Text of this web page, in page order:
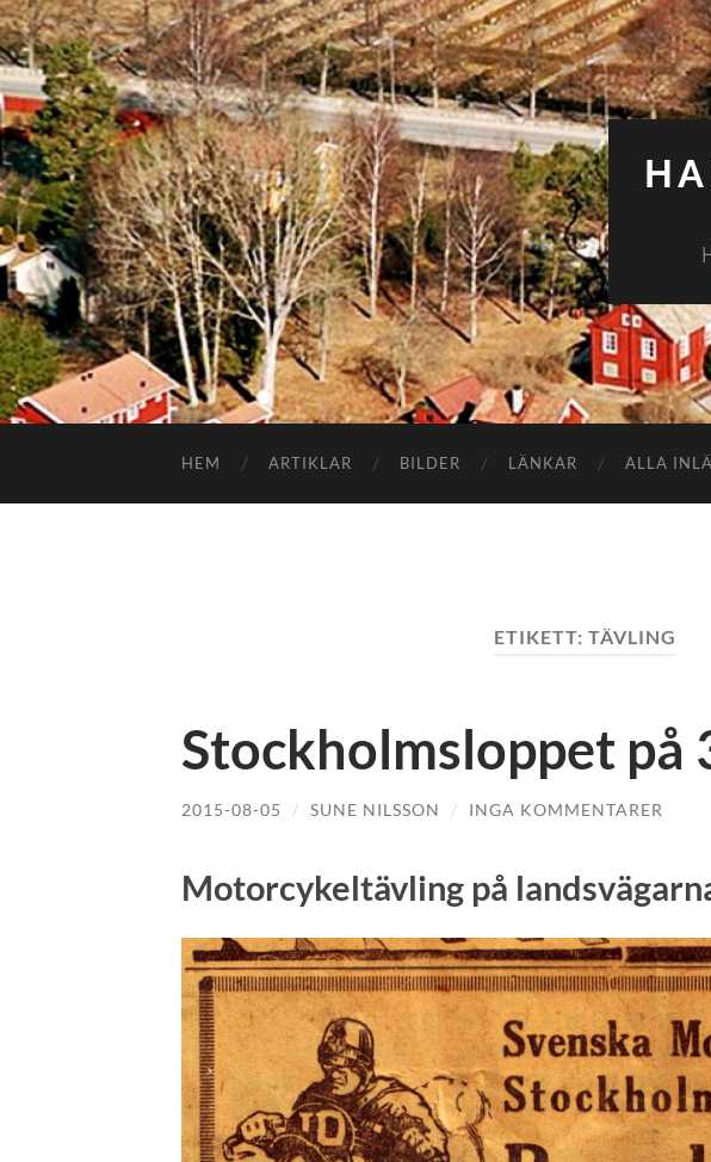
HEM ARTIKLAR BILDER LÄNKAR ALLA
ETIKETT: TÄVLING
Stockholmsloppet på
2015-08-05 / SUNE NILSSON / INGA KOMMENTARER
Motorcykeltävling på